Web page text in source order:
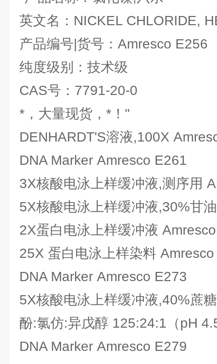
英文名：NICKEL CHLORIDE,
产品编号|货号：Amresco E256
纯度级别：技术级
CAS号：7791-20-0
*，大量现货，*！"
DENHARDT'S溶液,100X
DNA Marker Amresco E261
3X核酸电泳上样缓冲液,测序用
5X核酸电泳上样缓冲液,30%甘
2X蛋白电泳上样缓冲液
25X 蛋白电泳上样染料
DNA Marker Amresco E273
5X核酸电泳上样缓冲液,40%蔗
酚:氯仿:异戊醇 125:24:1（pH
DNA Marker Amresco E279